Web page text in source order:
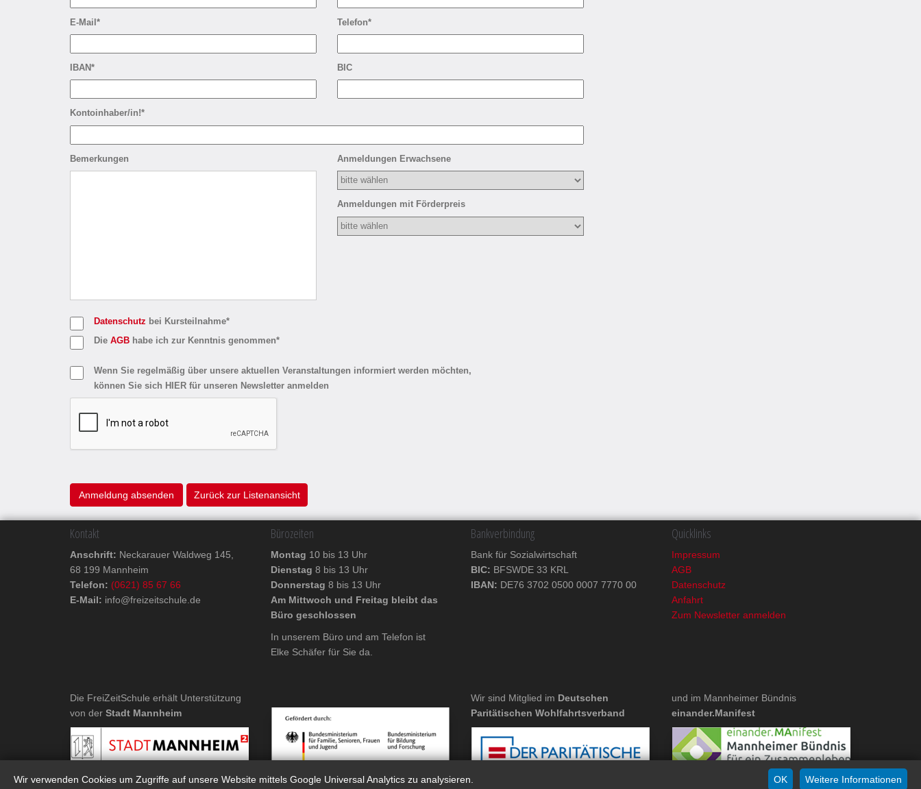
E-Mail* Telefon*
IBAN* BIC
Kontoinhaber/in!*
Bemerkungen Anmeldungen Erwachsene
Anmeldungen mit Förderpreis
Datenschutz bei Kursteilnahme*
Die AGB habe ich zur Kenntnis genommen*
Wenn Sie regelmäßig über unsere aktuellen Veranstaltungen informiert werden möchten,
können Sie sich HIER für unseren Newsletter anmelden
Zurück zur Listenansicht
Kontakt
Anschrift: Neckarauer Waldweg 145,
68 199 Mannheim
Telefon: (0621) 85 67 66
E-Mail: info@freizeitschule.de
Bürozeiten
Montag 10 bis 13 Uhr
Dienstag 8 bis 13 Uhr
Donnerstag 8 bis 13 Uhr
Am Mittwoch und Freitag bleibt das
Büro geschlossen
In unserem Büro und am Telefon ist
Elke Schäfer für Sie da.
Bankverbindung
Bank für Sozialwirtschaft
BIC: BFSWDE 33 KRL
IBAN: DE76 3702 0500 0007 7770 00
Quicklinks
Impressum
AGB
Datenschutz
Anfahrt
Zum Newsletter anmelden
Die FreiZeitSchule erhält Unterstützung
von der Stadt Mannheim
Wir sind Mitglied im Deutschen
Paritätischen Wohlfahrtsverband
und im Mannheimer Bündnis
einander.Manifest
Wir verwenden Cookies um Zugriffe auf unsere Website mittels Google Universal Analytics zu analysieren. OK Weitere Informationen